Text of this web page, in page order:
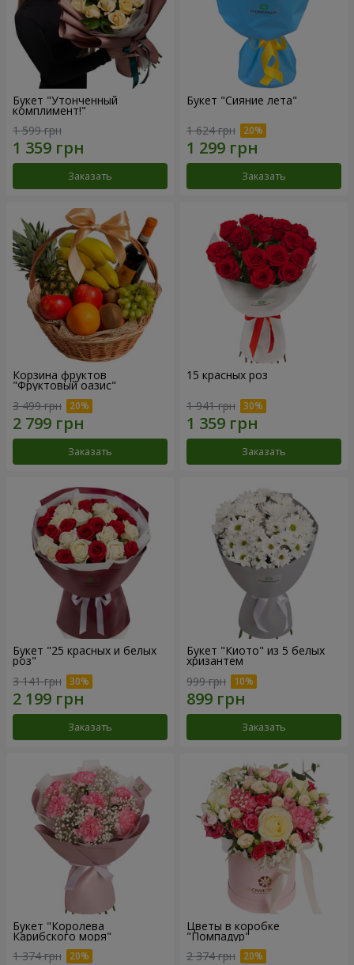
Букет "Утонченный
комплимент!"
1 599 грн
Заказать
Букет "Сияние лета"
1 624 грн
Заказать
Корзина фруктов
"Фруктовый оазис"
3 499 грн
Заказать
15 красных роз
1 941 грн
Заказать
Букет "25 красных и белых
роз"
3 141 грн
Заказать
Букет "Киото" из 5 белых
хризантем
999 грн
Заказать
Букет "Королева
Карибского моря"
1 374 грн
Цветы в коробке
"Помпадур"
2 374 грн